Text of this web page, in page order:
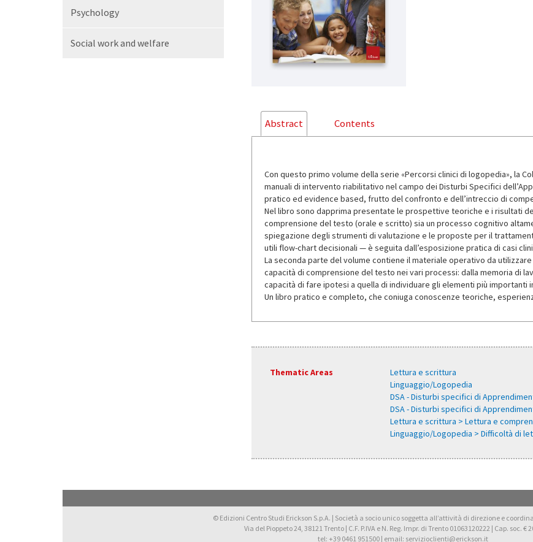
Psychology
Social work and welfare
Abstract Contents
Con questo primo volume della serie «Percorsi clinici di logopedia», la
manuali di intervento riabilitativo nel campo dei Disturbi Specifici
pratico ed evidence based, frutto del confronto e dell’intreccio di
Nel libro sono dapprima presentate le prospettive teoriche e i risultati
comprensione del testo (orale e scritto) sia un processo cognitivo
spiegazione degli strumenti di valutazione e le proposte per il
utili flow-chart decisionali — è seguita dall’esposizione pratica di casi
La seconda parte del volume contiene il materiale operativo da
capacità di comprensione del testo nei vari processi: dalla memoria di
capacità di fare ipotesi a quella di individuare gli elementi più importanti
Un libro pratico e completo, che coniuga conoscenze teoriche,
Thematic Areas
Lettura e scrittura
Linguaggio/Logopedia
DSA - Disturbi specifici di
DSA - Disturbi specifici di
Lettura e scrittura > Lettura e
Linguaggio/Logopedia > Difficoltà di
© Edizioni Centro Studi Erickson S.p.A. | Società a socio unico soggetta all’attività di direzione e
Via del Pioppeto 24, 38121 Trento | C.F. P.IVA e N. Reg. Impr. di Trento 01063120222 | Cap. soc. €
tel: +39 0461 951500 | email: servizioclienti@erickson.it